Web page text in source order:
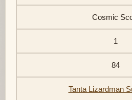
Cosmic
1
84
Tanta Lizardman